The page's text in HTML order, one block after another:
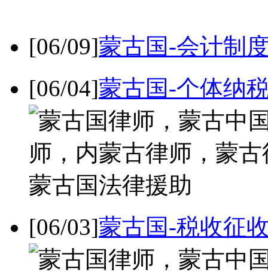
[06/09]蒙古国-会计制
[06/04]蒙古国-个体纳
[06/03]蒙古国-税收征